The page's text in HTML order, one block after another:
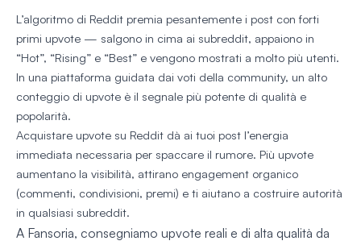
L’algoritmo di Reddit premia pesantemente i post con forti
primi upvote — salgono in cima ai subreddit, appaiono in
“Hot”, “Rising” e “Best” e vengono mostrati a molto più utenti.
In una piattaforma guidata dai voti della community, un alto
conteggio di upvote è il segnale più potente di qualità e
popolarità.
Acquistare upvote su Reddit dà ai tuoi post l’energia
immediata necessaria per spaccare il rumore. Più upvote
aumentano la visibilità, attirano engagement organico
(commenti, condivisioni, premi) e ti aiutano a costruire autorità
in qualsiasi subreddit.
A Fansoria, consegniamo upvote reali e di alta qualità da